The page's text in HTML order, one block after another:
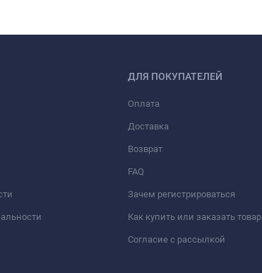
ДЛЯ ПОКУПАТЕЛЕЙ
Оплата
Доставка
Возврат
FAQ
Зачем регистрироваться
Как купить или заказать товар
Согласие с рассылкой